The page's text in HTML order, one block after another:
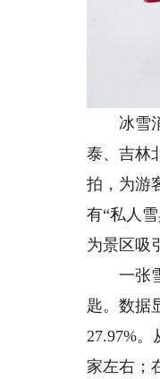
冰雪消
泰、吉林
拍，为游
有“私人
为景区吸
一张雪
匙。数据
27.97%
家左右；